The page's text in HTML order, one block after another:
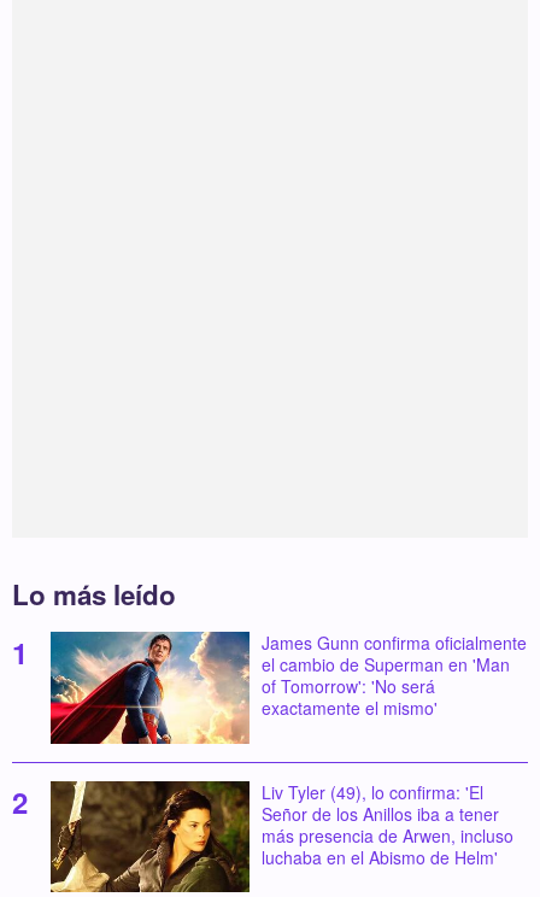
Lo más leído
James Gunn confirma oficialmente
el cambio de Superman en 'Man
of Tomorrow': 'No será
exactamente el mismo'
Liv Tyler (49), lo confirma: 'El
Señor de los Anillos iba a tener
más presencia de Arwen, incluso
luchaba en el Abismo de Helm'